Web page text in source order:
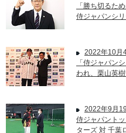
「勝ち切るた
侍ジャパンシ
2022年10月
「侍ジャパン
われ、栗山英
2022年9月
侍ジャパント
ターズ 対 千葉